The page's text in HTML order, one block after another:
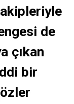
de
çıkan
bir